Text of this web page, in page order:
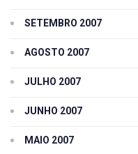
SETEMBRO 2007
AGOSTO 2007
JULHO 2007
JUNHO 2007
MAIO 2007